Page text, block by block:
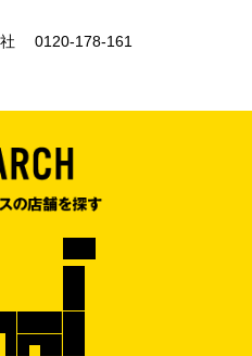
社 0120-178-161